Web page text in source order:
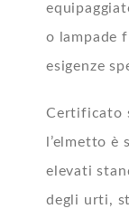
o lampade
esigenze
Certificato
l’elmetto
elevati
degli urti,